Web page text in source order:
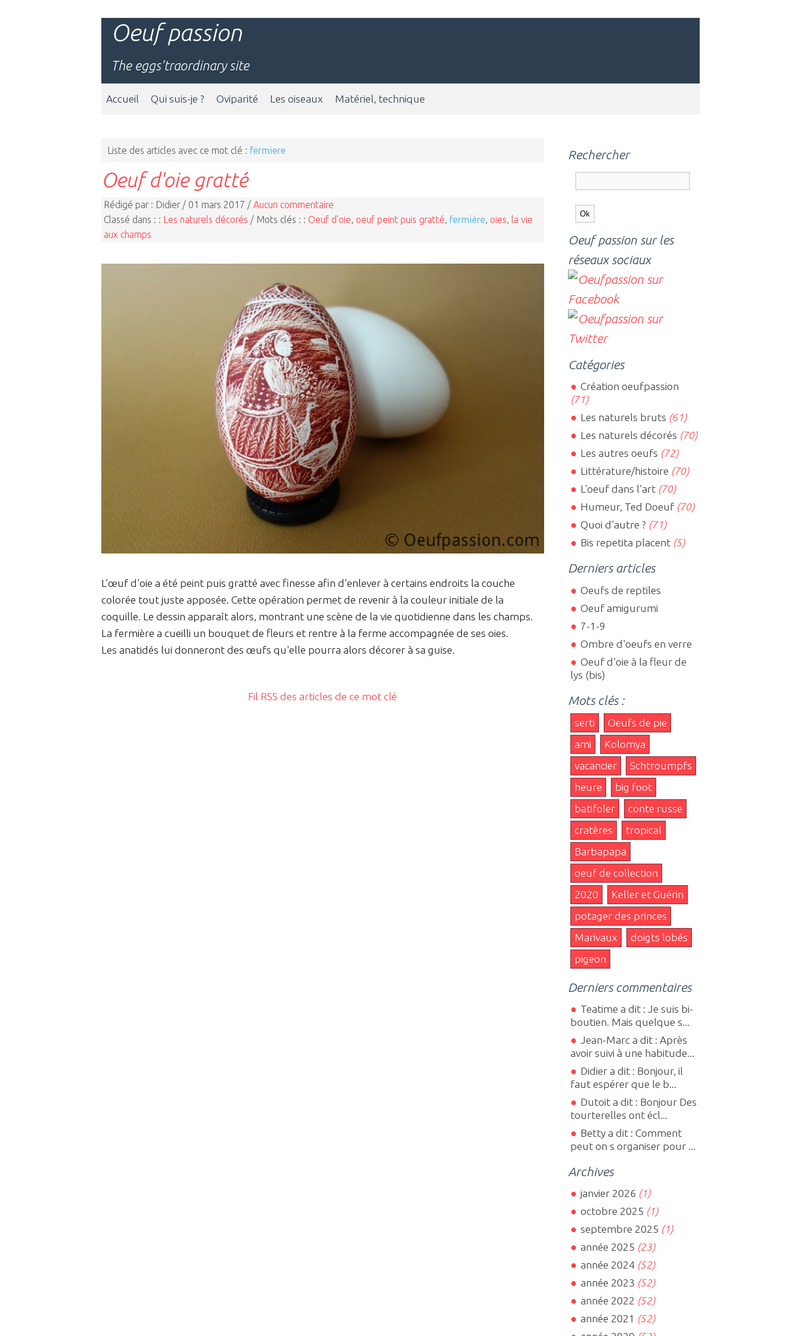
Oeuf passion
The eggs'traordinary site
Accueil Qui suis-je ? Oviparité Les oiseaux Matériel, technique
Liste des articles avec ce mot clé : fermiere
Oeuf d'oie gratté
Rédigé par : Didier / 01 mars 2017 / Aucun commentaire
Classé dans : : Les naturels décorés / Mots clés : : Oeuf d'oie oeuf peint puis gratté fermière oies
la vie
aux champs
L’œuf d'oie a été peint puis gratté avec finesse afin d'enlever à certains endroits la couche
colorée tout juste apposée. Cette opération permet de revenir à la couleur initiale de la
coquille. Le dessin apparaît alors, montrant une scène de la vie quotidienne dans les champs.
La fermière a cueilli un bouquet de fleurs et rentre à la ferme accompagnée de ses oies.
Les anatidés lui donneront des œufs qu'elle pourra alors décorer à sa guise.
Fil RSS des articles de ce mot clé
Rechercher
Oeuf passion sur les
réseaux sociaux
Catégories
Création oeufpassion
(71)
Les naturels bruts (61)
Les naturels décorés (70)
Les autres oeufs (72)
Littérature/histoire (70)
L'oeuf dans l'art(70)
Humeur, Ted Doeuf(70)
Quoi d'autre ? (71)
Bis repetita placent(5)
Derniers articles
Oeufs de reptiles
Oeuf amigurumi
7-1-9
Ombre d'oeufs en verre
Oeuf d'oie à la fleur de
lys (bis)
Mots clés :
serti
Oeufs de pie
ami
Kolomya
vacancier
Schtroumpfs
heure
big foot
batifoler
conte russe
cratères
tropical
Barbapapa
oeuf de collection
2020
Keller et Guérin
potager des princes
Marivaux
doigts lobés
pigeon
Derniers commentaires
Teatime a dit : Je suis bi-
boutien. Mais quelque s...
Jean-Marc a dit : Après
avoir suivi à une habitude...
Didier a dit : Bonjour, il
faut espérer que le b...
Dutoit a dit : Bonjour Des
tourterelles ont écl...
Betty a dit : Comment
peut on s organiser pour ...
Archives
janvier 2026 (1)
octobre 2025 (1)
septembre 2025 (1)
année 2025 (23)
année 2024(52)
année 2023 (52)
année 2022 (52)
année 2021 (52)